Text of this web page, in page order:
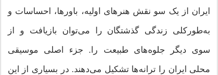
ايران از يک‌ سو نقش هنرهاى اوليه، باورها، احساسات و
به‌طورکلى زندگى گذشتگان را مى‌توان بازيافت و از
سوى ديگر جلوه‌هاى طبيعت را. جزء اصلى موسيقى
محلى ايران را ترانه‌ها تشکيل مى‌دهند. در بسيارى از اين